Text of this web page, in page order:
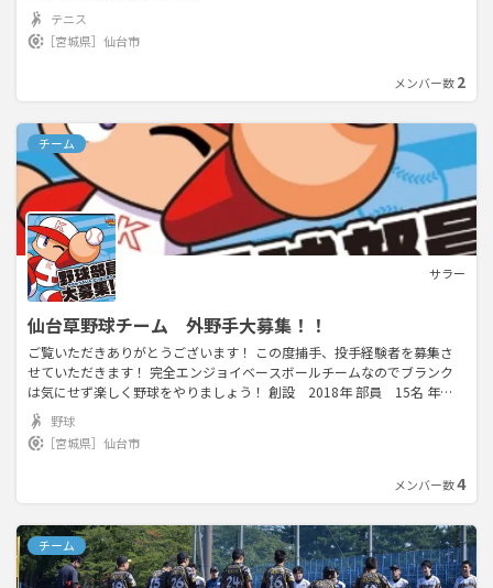
テニス
［宮城県］ 仙台市
メンバー数2
チーム
サラー
仙台草野球チーム 外野手大募集！！
ご覧いただきありがとうございます！ この度捕手、投手経験者を募集さ
せていただきます！ 完全エンジョイベースボールチームなのでブランク
は気にせず楽しく野球をやりましょう！ 創設 2018年 部員 15名 年
齢 21歳〜33歳 活動 月2回日曜日 場所 仙台市内 ご応募お待ちしてま
す！
野球
［宮城県］ 仙台市
メンバー数4
チーム